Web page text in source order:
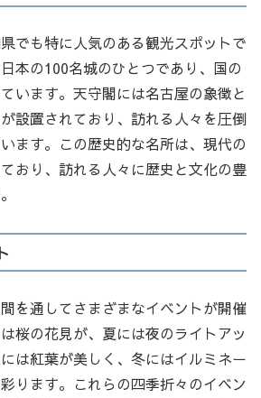
でも特に人気のある観光スポットで
本の100名城のひとつであり、国の
います。天守閣には名古屋の象徴と
設置されており、訪れる人々を圧倒
ます。この歴史的な名所は、現代の
おり、訪れる人々に歴史と文化の豊
を通してさまざまなイベントが開催
桜の花見が、夏には夜のライトアッ
は紅葉が美しく、冬にはイルミネー
ります。これらの四季折々のイベン